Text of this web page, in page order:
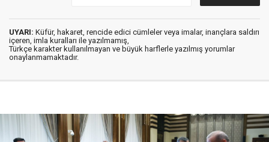
UYARI: Küfür, hakaret, rencide edici cümleler veya imalar, inançlara saldırı
içeren, imla kuralları ile yazılmamış,
Türkçe karakter kullanılmayan ve büyük harflerle yazılmış yorumlar
onaylanmamaktadır.